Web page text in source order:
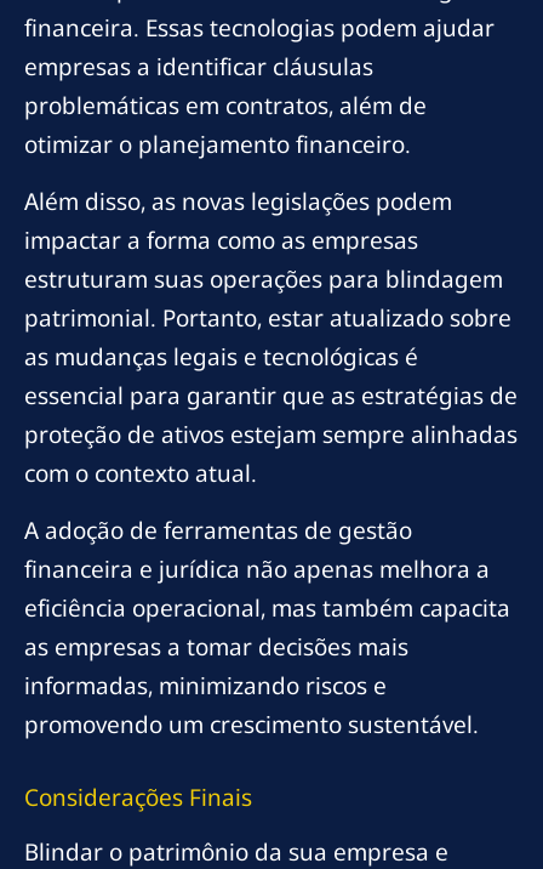
financeira. Essas tecnologias podem ajudar
empresas a identificar cláusulas
problemáticas em contratos, além de
otimizar o planejamento financeiro.
Além disso, as novas legislações podem
impactar a forma como as empresas
estruturam suas operações para blindagem
patrimonial. Portanto, estar atualizado sobre
as mudanças legais e tecnológicas é
essencial para garantir que as estratégias de
proteção de ativos estejam sempre alinhadas
com o contexto atual.
A adoção de ferramentas de gestão
financeira e jurídica não apenas melhora a
eficiência operacional, mas também capacita
as empresas a tomar decisões mais
informadas, minimizando riscos e
promovendo um crescimento sustentável.
Considerações Finais
Blindar o patrimônio da sua empresa e